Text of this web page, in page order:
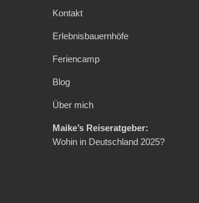
Kontakt
Erlebnisbauernhöfe
Feriencamp
Blog
Über mich
Maike’s Reiseratgeber:
Wohin in Deutschland 2025?